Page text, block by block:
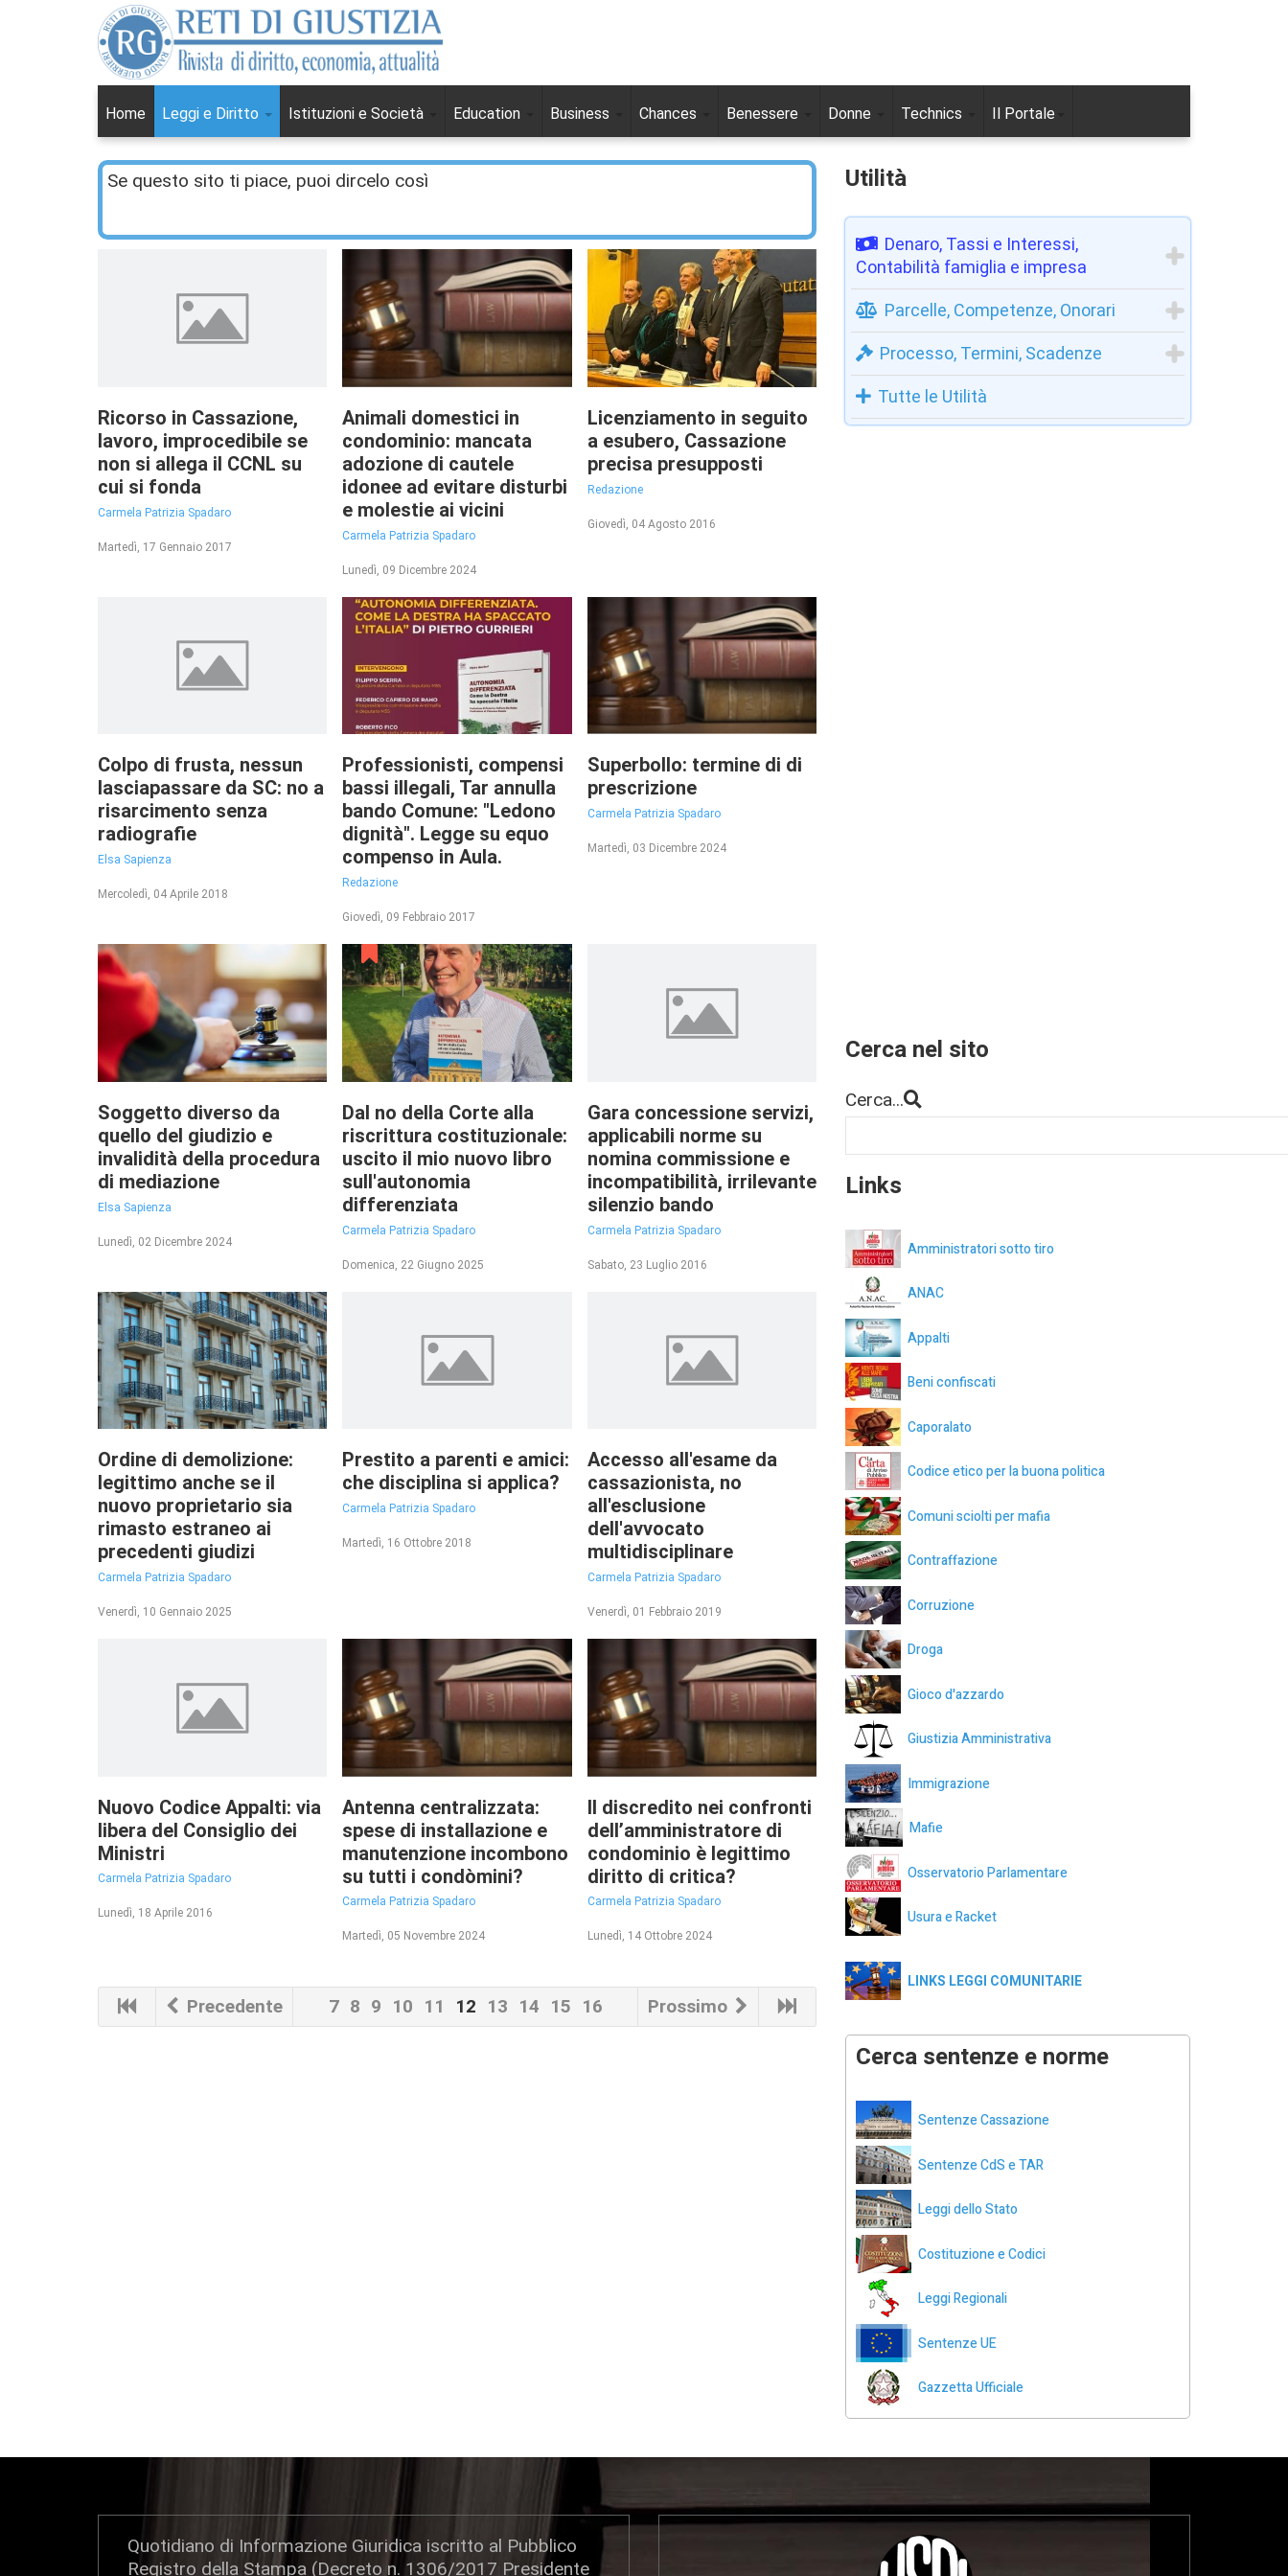
Home Leggi e Diritto Istituzioni e Società Education Business Chances Benessere Donne Technics Il Portale
Se questo sito ti piace, puoi dircelo così
Ricorso in Cassazione,
lavoro, improcedibile se
non si allega il CCNL su
cui si fonda
Carmela Patrizia Spadaro
Martedì, 17 Gennaio 2017
Animali domestici in
condominio: mancata
adozione di cautele
idonee ad evitare disturbi
e molestie ai vicini
Carmela Patrizia Spadaro
Lunedì, 09 Dicembre 2024
Licenziamento in seguito
a esubero, Cassazione
precisa presupposti
Redazione
Giovedì, 04 Agosto 2016
Colpo di frusta, nessun
lasciapassare da SC: no a
risarcimento senza
radiografie
Elsa Sapienza
Mercoledì, 04 Aprile 2018
Professionisti, compensi
bassi illegali, Tar annulla
bando Comune: "Ledono
dignità". Legge su equo
compenso in Aula.
Redazione
Giovedì, 09 Febbraio 2017
Superbollo: termine di di
prescrizione
Carmela Patrizia Spadaro
Martedì, 03 Dicembre 2024
Soggetto diverso da
quello del giudizio e
invalidità della procedura
di mediazione
Elsa Sapienza
Lunedì, 02 Dicembre 2024
Dal no della Corte alla
riscrittura costituzionale:
uscito il mio nuovo libro
sull'autonomia
differenziata
Carmela Patrizia Spadaro
Domenica, 22 Giugno 2025
Gara concessione servizi,
applicabili norme su
nomina commissione e
incompatibilità, irrilevante
silenzio bando
Carmela Patrizia Spadaro
Sabato, 23 Luglio 2016
Ordine di demolizione:
legittimo anche se il
nuovo proprietario sia
rimasto estraneo ai
precedenti giudizi
Carmela Patrizia Spadaro
Venerdì, 10 Gennaio 2025
Prestito a parenti e amici:
che disciplina si applica?
Carmela Patrizia Spadaro
Martedì, 16 Ottobre 2018
Accesso all'esame da
cassazionista, no
all'esclusione
dell'avvocato
multidisciplinare
Carmela Patrizia Spadaro
Venerdì, 01 Febbraio 2019
Nuovo Codice Appalti: via
libera del Consiglio dei
Ministri
Carmela Patrizia Spadaro
Lunedì, 18 Aprile 2016
Antenna centralizzata:
spese di installazione e
manutenzione incombono
su tutti i condòmini?
Carmela Patrizia Spadaro
Martedì, 05 Novembre 2024
Il discredito nei confronti
dell’amministratore di
condominio è legittimo
diritto di critica?
Carmela Patrizia Spadaro
Lunedì, 14 Ottobre 2024
Precedente Prossimo
7 8 9 10 11 12 13 14 15 16
Utilità
Denaro, Tassi e Interessi,
Contabilità famiglia e impresa
Parcelle, Competenze, Onorari
Processo, Termini, Scadenze
Tutte le Utilità
Cerca nel sito
Cerca...
Links
Amministratori sotto tiro
ANAC
Appalti
Beni confiscati
Caporalato
Codice etico per la buona politica
Comuni sciolti per mafia
Contraffazione
Corruzione
Droga
Gioco d'azzardo
Giustizia Amministrativa
Immigrazione
Mafie
Osservatorio Parlamentare
Usura e Racket
LINKS LEGGI COMUNITARIE
Cerca sentenze e norme
Sentenze Cassazione
Sentenze CdS e TAR
Leggi dello Stato
Costituzione e Codici
Leggi Regionali
Sentenze UE
Gazzetta Ufficiale
Quotidiano di Informazione Giuridica iscritto al Pubblico
Registro della Stampa (Decreto n. 1306/2017 Presidente